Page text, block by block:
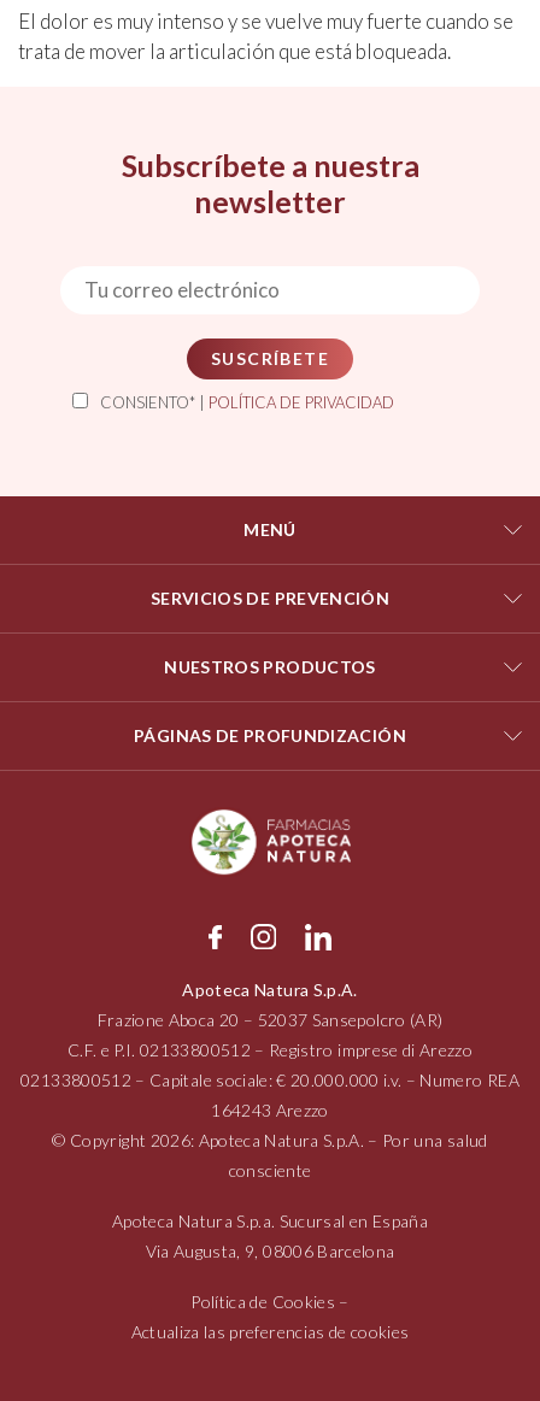
El dolor es muy intenso y se vuelve muy fuerte cuando se
trata de mover la articulación que está bloqueada.
Subscríbete a nuestra
newsletter
SUSCRÍBETE
CONSIENTO* | POLÍTICA DE PRIVACIDAD
MENÚ
SERVICIOS DE PREVENCIÓN
NUESTROS PRODUCTOS
PÁGINAS DE PROFUNDIZACIÓN
Apoteca Natura S.p.A.
Frazione Aboca 20 – 52037 Sansepolcro (AR)
C.F. e P.I.02133800512 – Registro imprese di Arezzo
02133800512 – Capitale sociale: € 20.000.000 i.v. – Numero REA
164243 Arezzo
© Copyright 2026: Apoteca Natura S.p.A. – Por una salud
consciente
Apoteca Natura S.p.a. Sucursal en España
Via Augusta, 9, 08006Barcelona
Política de Cookies –
Actualiza las preferencias de cookies